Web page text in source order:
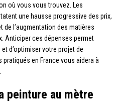
où vous vous trouvez. Les
une hausse progressive des prix,
de l’augmentation des matières
Anticiper ces dépenses permet
d’optimiser votre projet de
en France vous aidera à
peinture au mètre